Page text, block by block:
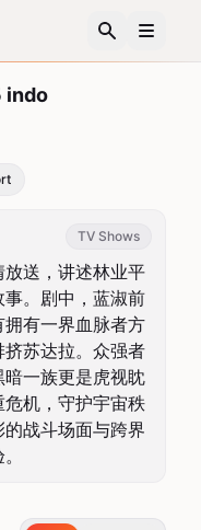
indo
TV Shows
放送，讲述林业平
。剧中，蓝淑前
有一界血脉者方
苏达拉。众强者
一族更是虎视眈
机，守护宇宙秩
战斗场面与跨界